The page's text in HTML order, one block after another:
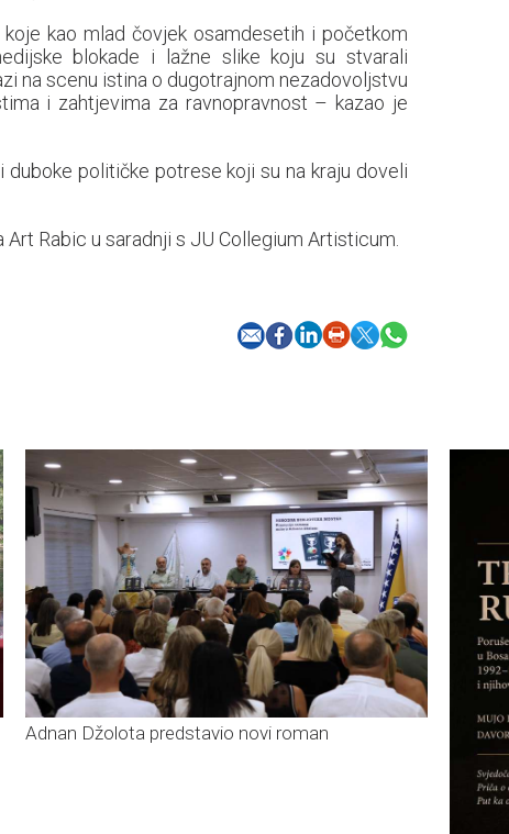
kao mlad čovjek osamdesetih i početkom
blokade i lažne slike koju su stvarali
na scenu istina o dugotrajnom nezadovoljstvu
i zahtjevima za ravnopravnost – kazao je
političke potrese koji su na kraju doveli
Rabic u saradnji s JU Collegium Artisticum.
Adnan Džolota predstavio novi roman